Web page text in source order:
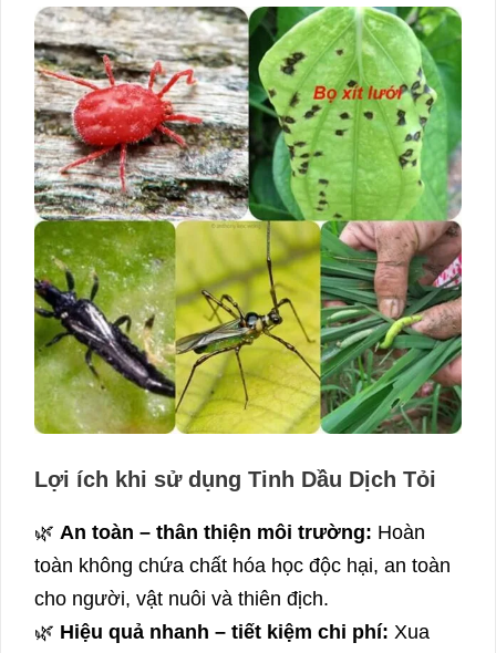
Lợi ích khi sử dụng Tinh Dầu Dịch Tỏi
🌿 An toàn – thân thiện môi trường: Hoàn
toàn không chứa chất hóa học độc hại, an toàn
cho người, vật nuôi và thiên địch.
🌿 Hiệu quả nhanh – tiết kiệm chi phí: Xua